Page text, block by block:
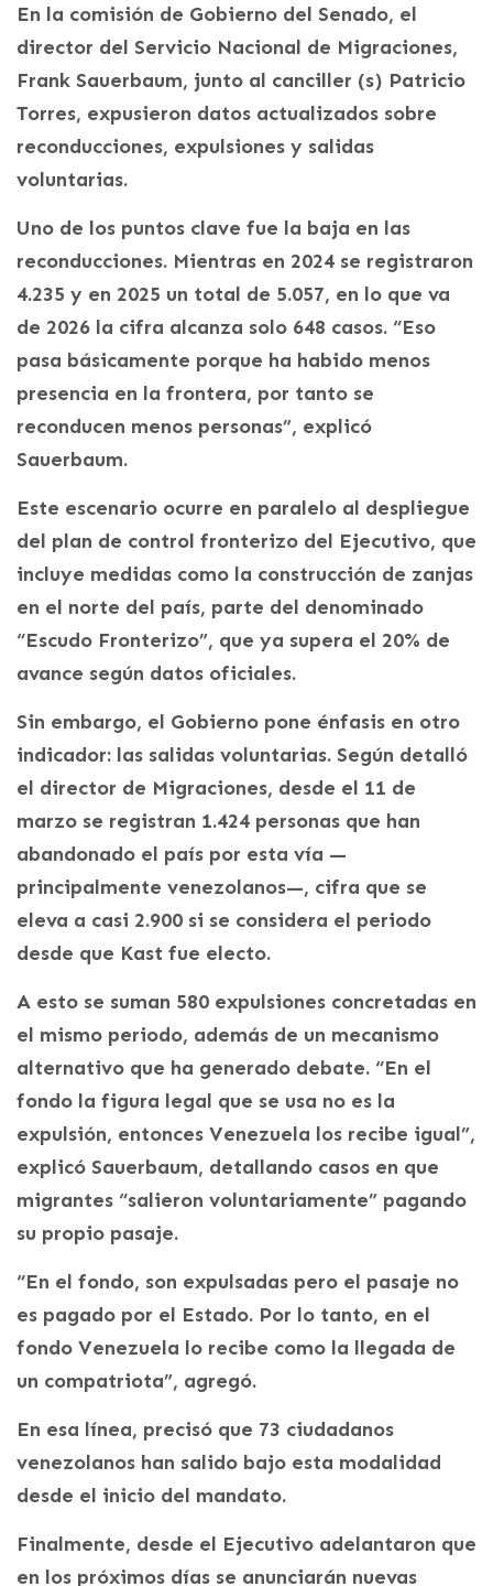
En la comisión de Gobierno del Senado, el
director del Servicio Nacional de Migraciones,
Frank Sauerbaum, junto al canciller (s) Patricio
Torres, expusieron datos actualizados sobre
reconducciones, expulsiones y salidas
voluntarias.
Uno de los puntos clave fue la baja en las
reconducciones. Mientras en 2024 se registraron
4.235 y en 2025 un total de 5.057, en lo que va
de 2026 la cifra alcanza solo 648 casos. “Eso
pasa básicamente porque ha habido menos
presencia en la frontera, por tanto se
reconducen menos personas”, explicó
Sauerbaum.
Este escenario ocurre en paralelo al despliegue
del plan de control fronterizo del Ejecutivo, que
incluye medidas como la construcción de zanjas
en el norte del país, parte del denominado
“Escudo Fronterizo”, que ya supera el 20% de
avance según datos oficiales.
Sin embargo, el Gobierno pone énfasis en otro
indicador: las salidas voluntarias. Según detalló
el director de Migraciones, desde el 11 de
marzo se registran 1.424 personas que han
abandonado el país por esta vía —
principalmente venezolanos—, cifra que se
eleva a casi 2.900 si se considera el periodo
desde que Kast fue electo.
A esto se suman 580 expulsiones concretadas en
el mismo periodo, además de un mecanismo
alternativo que ha generado debate. “En el
fondo la figura legal que se usa no es la
expulsión, entonces Venezuela los recibe igual”,
explicó Sauerbaum, detallando casos en que
migrantes “salieron voluntariamente” pagando
su propio pasaje.
“En el fondo, son expulsadas pero el pasaje no
es pagado por el Estado. Por lo tanto, en el
fondo Venezuela lo recibe como la llegada de
un compatriota”, agregó.
En esa línea, precisó que 73 ciudadanos
venezolanos han salido bajo esta modalidad
desde el inicio del mandato.
Finalmente, desde el Ejecutivo adelantaron que
en los próximos días se anunciarán nuevas